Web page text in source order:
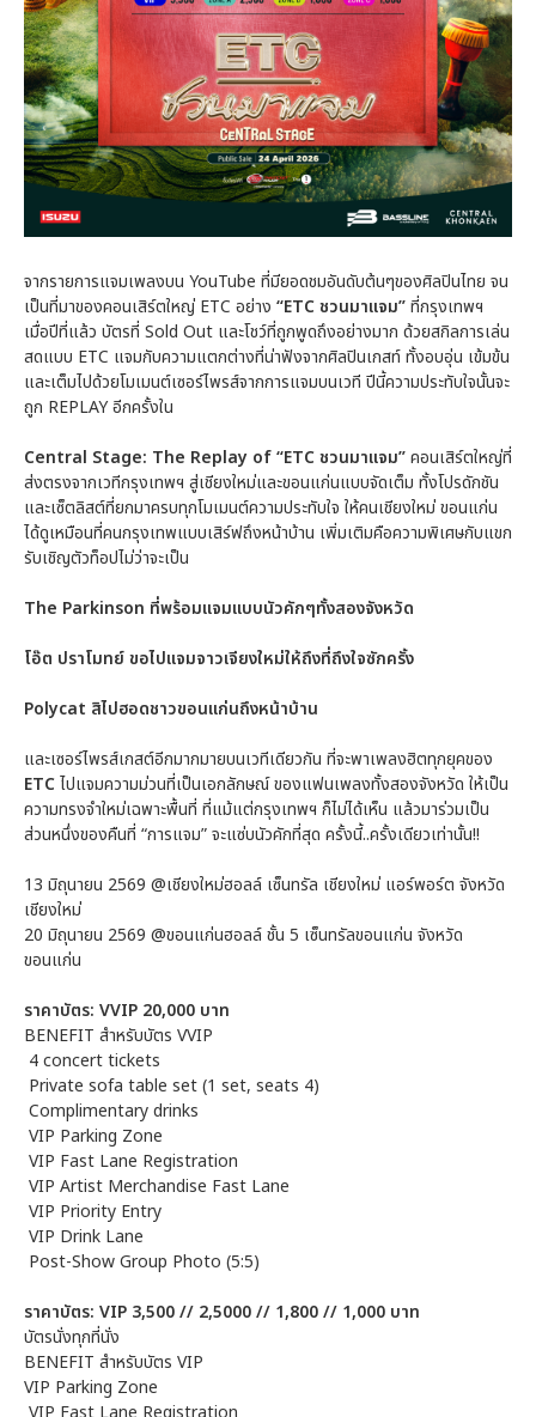
จากรายการแจมเพลงบน YouTube ที่มียอดชมอันดับต้นๆของศิลปินไทย จน
เป็นที่มาของคอนเสิร์ตใหญ่ ETC อย่าง “ETC ชวนมาแจม”ที่กรุงเทพฯ
เมื่อปีที่แล้ว บัตรที่ Sold Out และโชว์ที่ถูกพูดถึงอย่างมาก ด้วยสกิลการเล่น
สดแบบ ETC แจมกับความแตกต่างที่น่าฟังจากศิลปินเกสท์ ทั้งอบอุ่น เข้มข้น
และเต็มไปด้วยโมเมนต์เซอร์ไพรส์จากการแจมบนเวที ปีนี้ความประทับใจนั้นจะ
ถูก REPLAY อีกครั้งใน
Central Stage: The Replay of “ETC ชวนมาแจม”คอนเสิร์ตใหญ่ที่
ส่งตรงจากเวทีกรุงเทพฯ สู่เชียงใหม่และขอนแก่นแบบจัดเต็ม ทั้งโปรดักชัน
และเซ็ตลิสต์ที่ยกมาครบทุกโมเมนต์ความประทับใจ ให้คนเชียงใหม่ ขอนแก่น
ได้ดูเหมือนที่คนกรุงเทพแบบเสิร์ฟถึงหน้าบ้าน เพิ่มเติมคือความพิเศษกับแขก
รับเชิญตัวท็อปไม่ว่าจะเป็น
The Parkinson ที่พร้อมแจมแบบนัวคักๆทั้งสองจังหวัด
โอ๊ต ปราโมทย์ ขอไปแจมจาวเจียงใหม่ให้ถึงที่ถึงใจซักครั้ง
Polycat สิไปฮอดชาวขอนแก่นถึงหน้าบ้าน
และเซอร์ไพรส์เกสต์อีกมากมายบนเวทีเดียวกัน ที่จะพาเพลงฮิตทุกยุคของ
ETCไปแจมความม่วนที่เป็นเอกลักษณ์ ของแฟนเพลงทั้งสองจังหวัด ให้เป็น
ความทรงจำใหม่เฉพาะพื้นที่ ที่แม้แต่กรุงเทพฯ ก็ไม่ได้เห็น แล้วมาร่วมเป็น
ส่วนหนึ่งของคืนที่ “การแจม” จะแซ่บนัวคักที่สุด ครั้งนี้..ครั้งเดียวเท่านั้น!!
13 มิถุนายน 2569 @เชียงใหม่ฮอลล์ เซ็นทรัล เชียงใหม่ แอร์พอร์ต จังหวัด
เชียงใหม่
20 มิถุนายน 2569 @ขอนแก่นฮอลล์ ชั้น 5 เซ็นทรัลขอนแก่น จังหวัด
ขอนแก่น
ราคาบัตร: VVIP 20,000 บาท
BENEFIT สำหรับบัตร VVIP
4 concert tickets
Private sofa table set (1 set, seats 4)
Complimentary drinks
VIP Parking Zone
VIP Fast Lane Registration
VIP Artist Merchandise Fast Lane
VIP Priority Entry
VIP Drink Lane
Post-Show Group Photo (5:5)
ราคาบัตร: VIP 3,500 // 2,5000 // 1,800 // 1,000 บาท
บัตรนั่งทุกที่นั่ง
BENEFIT สำหรับบัตร VIP
VIP Parking Zone